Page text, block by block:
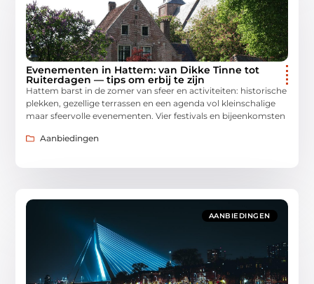
Evenementen in Hattem: van Dikke Tinne tot
Ruiterdagen — tips om erbij te zijn
Hattem barst in de zomer van sfeer en activiteiten: historische
plekken, gezellige terrassen en een agenda vol kleinschalige
maar sfeervolle evenementen. Vier festivals en bijeenkomsten
Aanbiedingen
AANBIEDINGEN